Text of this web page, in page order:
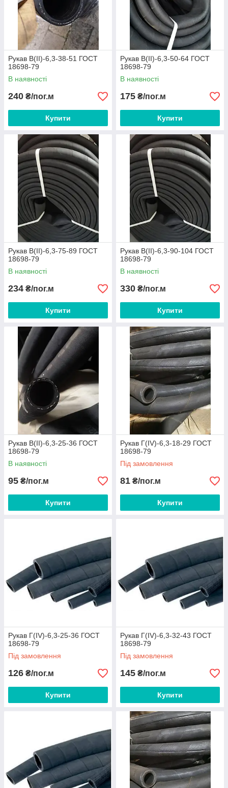
Рукав В(II)-6,3-38-51 ГОСТ
18698-79
В наявності
240 ₴/пог.м
Купити
Рукав В(II)-6,3-50-64 ГОСТ
18698-79
В наявності
175 ₴/пог.м
Купити
Рукав В(II)-6,3-75-89 ГОСТ
18698-79
В наявності
234 ₴/пог.м
Купити
Рукав В(II)-6,3-90-104 ГОСТ
18698-79
В наявності
330 ₴/пог.м
Купити
Рукав В(II)-6,3-25-36 ГОСТ
18698-79
В наявності
95 ₴/пог.м
Купити
Рукав Г(IV)-6,3-18-29 ГОСТ
18698-79
Під замовлення
81 ₴/пог.м
Купити
Рукав Г(IV)-6,3-25-36 ГОСТ
18698-79
Під замовлення
126 ₴/пог.м
Купити
Рукав Г(IV)-6,3-32-43 ГОСТ
18698-79
Під замовлення
145 ₴/пог.м
Купити